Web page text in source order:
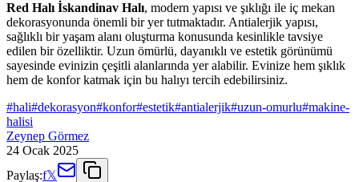
Red Halı İskandinav Halı, modern yapısı ve şıklığı ile iç mekan
dekorasyonunda önemli bir yer tutmaktadır. Antialerjik yapısı,
sağlıklı bir yaşam alanı oluşturma konusunda kesinlikle tavsiye
edilen bir özelliktir. Uzun ömürlü, dayanıklı ve estetik görünümü
sayesinde evinizin çeşitli alanlarında yer alabilir. Evinize hem şıklık
hem de konfor katmak için bu halıyı tercih edebilirsiniz.
#hali#dekorasyon#konfor#estetik#antialerjik#uzun-omurlu#makine-
halisi
Zeynep Görmez
24 Ocak 2025
Paylaş:f𝕏